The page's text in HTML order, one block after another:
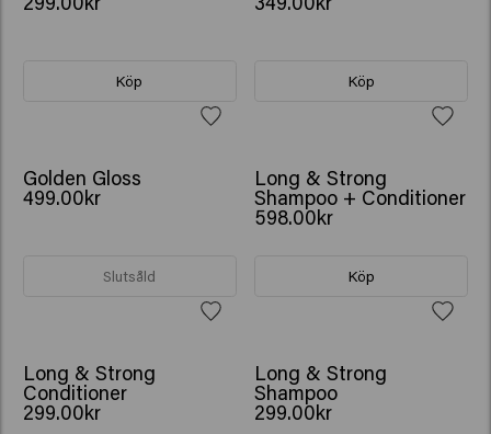
Köp Köp
NY
Golden Gloss
499.00kr
Slutsåld
GÅVA: VATTENFLASKA
Long & Strong
Shampoo + Conditioner
598.00kr
Köp
BESTSELLER
Long & Strong
Conditioner
299.00kr
BESTSELLER
Long & Strong
Shampoo
299.00kr